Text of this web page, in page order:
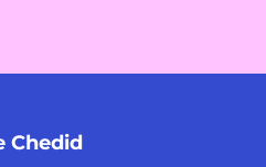
Chedid